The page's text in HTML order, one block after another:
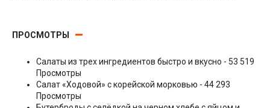
ПРОСМОТРЫ
Салаты из трех ингредиентов быстро и вкусно - 53 519
Просмотры
Салат «Ходовой» с корейской морковью - 44 293
Просмотры